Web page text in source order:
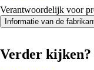
Verantwoordelijk voor
Informatie van de
Verder kijken?